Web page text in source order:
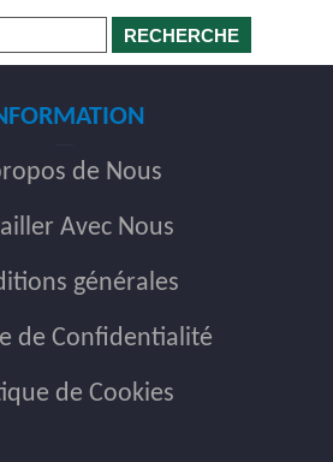
RECHERCHE
de Nous
Avec Nous
générales
de Confidentialité
de Cookies